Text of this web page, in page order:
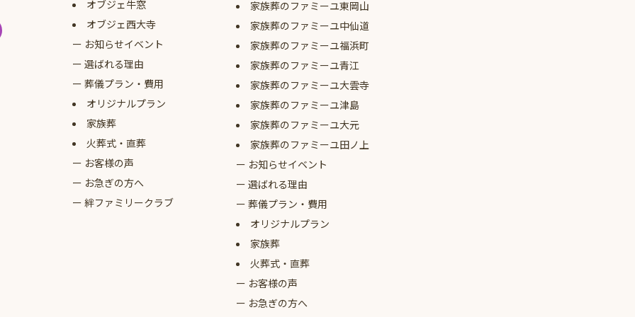
オブジェ牛窓
オブジェ西大寺
お知らせイベント
選ばれる理由
葬儀プラン・費用
オリジナルプラン
家族葬
火葬式・直葬
お客様の声
お急ぎの方へ
絆ファミリークラブ
家族葬のファミーユ東岡山
家族葬のファミーユ中仙道
家族葬のファミーユ福浜町
家族葬のファミーユ青江
家族葬のファミーユ大雲寺
家族葬のファミーユ津島
家族葬のファミーユ大元
家族葬のファミーユ田ノ上
お知らせイベント
選ばれる理由
葬儀プラン・費用
オリジナルプラン
家族葬
火葬式・直葬
お客様の声
お急ぎの方へ